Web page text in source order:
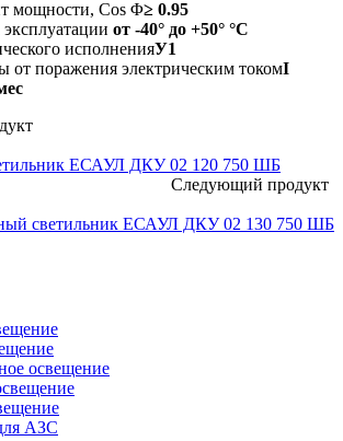
мощности, Cos Φ≥ 0.95
от -40° до +50° °C
исполненияУ1
от поражения электрическим токомI
ЕСАУЛ ДКУ 02 120 750 ШБ
Следующий продукт
светильник ЕСАУЛ ДКУ 02 130 750 ШБ
освещение
АЗС